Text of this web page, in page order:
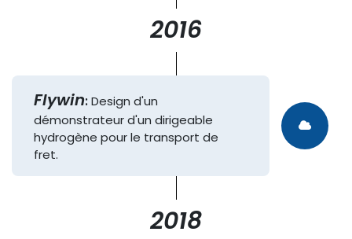
2016
Flywin: Design d'un
démonstrateur d'un dirigeable
hydrogène pour le transport de
fret.
2018